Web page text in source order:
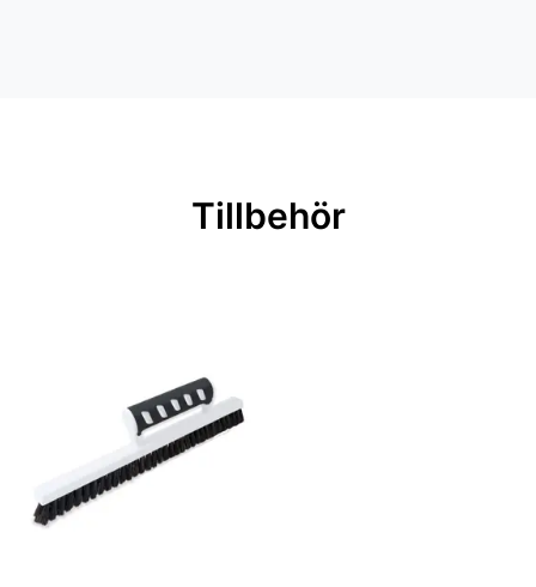
Bredd: 0,53 m
Leverantörens artikelnummer: 24119
Tillbehör